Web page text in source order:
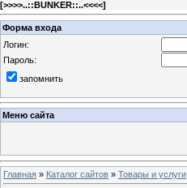
[>>>>..::BUNKER::..<<<<]
Форма входа
Логин:
Пароль:
запомнить
Меню сайта
Главная » Каталог сайтов » Товары и услуги